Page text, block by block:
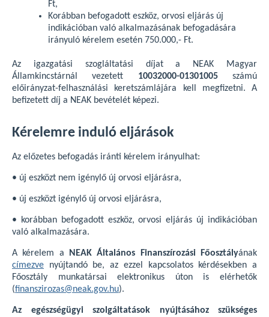
Ft,
Korábban befogadott eszköz, orvosi eljárás új
indikációban való alkalmazásának befogadására
irányuló kérelem esetén 750.000,- Ft.
Az igazgatási szogláltatási díjat a NEAK Magyar
Államkincstárnál vezetett 10032000-01301005számú
előirányzat-felhasználási keretszámlájára kell megfizetni. A
befizetett díj a NEAK bevételét képezi.
Kérelemre induló eljárások
Az előzetes befogadás iránti kérelem irányulhat:
• új eszközt nem igénylő új orvosi eljárásra,
• új eszközt igénylő új orvosi eljárásra,
• korábban befogadott eszköz, orvosi eljárás új indikációban
való alkalmazására.
A kérelem a NEAK Általános Finanszírozási Főosztályának
címezve nyújtandó be, az ezzel kapcsolatos kérdésekben a
Főosztály munkatársai elektronikus úton is elérhetők
(finanszirozas@neak.gov.hu).
Az egészségügyi szolgáltatások nyújtásához szükséges